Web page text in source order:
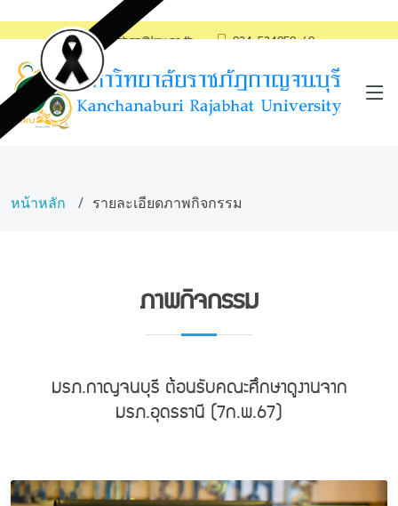
saraban@kru.ac.th 034-534059-60
หน้าหลัก รายละเอียดภาพกิจกรรม
ภาพกิจกรรม
มรภ.กาญจนบุรี ต้อนรับคณะศึกษาดูงานจาก
มรภ.อุดรธานี (7ก.พ.67)